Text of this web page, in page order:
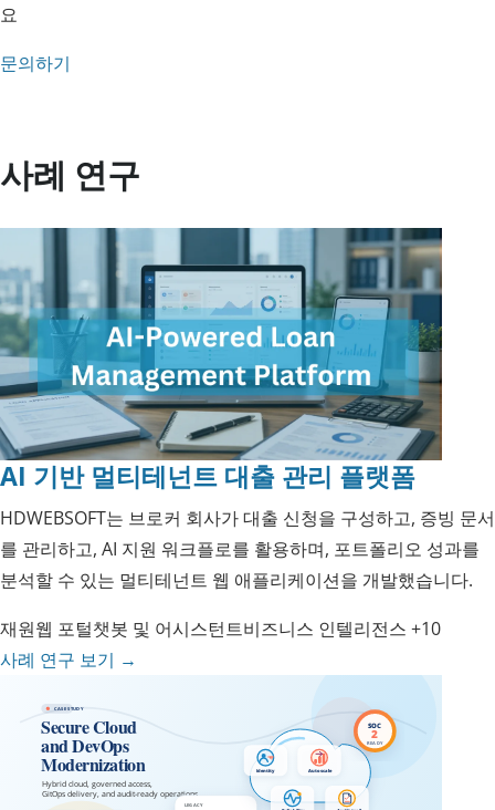
요
문의하기
사례 연구
AI 기반 멀티테넌트 대출 관리 플랫폼
HDWEBSOFT는 브로커 회사가 대출 신청을 구성하고, 증빙 문서
를 관리하고, AI 지원 워크플로를 활용하며, 포트폴리오 성과를
분석할 수 있는 멀티테넌트 웹 애플리케이션을 개발했습니다.
재원웹 포털챗봇 및 어시스턴트비즈니스 인텔리전스 +10
사례 연구 보기 →